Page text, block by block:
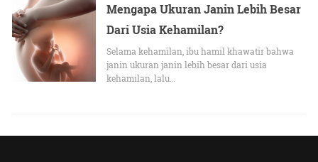
Mengapa Ukuran Janin Lebih Besar
Dari Usia Kehamilan?
Selama kehamilan, ibu hamil khawatir bahwa
janin ukuran janin lebih besar dari usia
kehamilan, lalu…